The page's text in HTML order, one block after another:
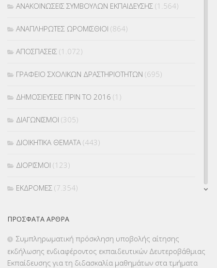
ΑΝΑΚΟΙΝΩΣΕΙΣ ΣΥΜΒΟΥΛΩΝ ΕΚΠΑΙΔΕΥΣΗΣ (1.564)
ΑΝΑΠΛΗΡΩΤΕΣ ΩΡΟΜΙΣΘΙΟΙ (864)
ΑΠΟΣΠΑΣΕΙΣ (1.072)
ΓΡΑΦΕΙΟ ΣΧΟΛΙΚΩΝ ΔΡΑΣΤΗΡΙΟΤΗΤΩΝ (695)
ΔΗΜΟΣΙΕΥΣΕΙΣ ΠΡΙΝ ΤΟ 2016 (1)
ΔΙΑΓΩΝΙΣΜΟΙ (305)
ΔΙΟΙΚΗΤΙΚΑ ΘΕΜΑΤΑ (443)
ΔΙΟΡΙΣΜΟΙ (123)
ΕΚΔΡΟΜΕΣ (7.354)
ΕΠΙΜΟΡΦΩΣΗ Τ.Π.Ε.(10)
ΠΡΌΣΦΑΤΑ ΆΡΘΡΑ
Συμπληρωματική πρόσκληση υποβολής αίτησης
εκδήλωσης ενδιαφέροντος εκπαιδευτικών Δευτεροβάθμιας
Εκπαίδευσης για τη διδασκαλία μαθημάτων στα τμήματα